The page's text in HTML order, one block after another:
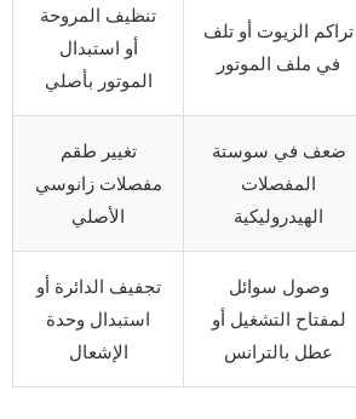
تراكم الزيوت أو تلف
في ملف الموتور
تنظيف المروحة
أو استبدال
الموتور بأصلي
ضعف في سوستة
المفصلات
الهيدروليكية
تغيير طقم
مفصلات زانوسي
الأصلي
وصول سوائل
لمفتاح التشغيل أو
عطل بالترانس
تجفيف الدائرة أو
استبدال وحدة
الإشعال